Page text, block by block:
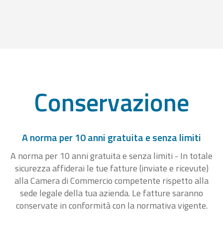
Conservazione
A norma per 10 anni gratuita e senza limiti
A norma per 10 anni gratuita e senza limiti - In totale
sicurezza affiderai le tue fatture (inviate e ricevute)
alla Camera di Commercio competente rispetto alla
sede legale della tua azienda. Le fatture saranno
conservate in conformità con la normativa vigente.